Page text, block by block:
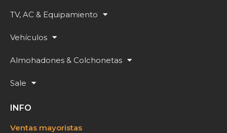
TV, AC & Equipamiento
Vehículos
Almohadones & Colchonetas
Sale
INFO
Ventas mayoristas